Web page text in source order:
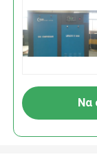
Να